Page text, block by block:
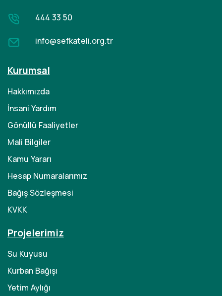
444 33 50
info@sefkateli.org.tr
Kurumsal
Hakkımızda
İnsani Yardım
Gönüllü Faaliyetler
Mali Bilgiler
Kamu Yararı
Hesap Numaralarımız
Bağış Sözleşmesi
KVKK
Projelerimiz
Su Kuyusu
Kurban Bağışı
Yetim Aylığı